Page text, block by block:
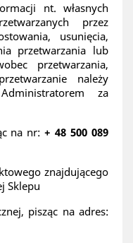
nt. własnych
przez
usunięcia,
przetwarzania lub
przetwarzania,
należy
za
na nr:+ 48 500 089
znajdującego
Sklepu
pisząc na adres: